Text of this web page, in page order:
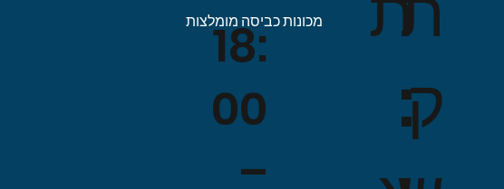
מכונות כביסה מומלצות
18:
00
–
:ק